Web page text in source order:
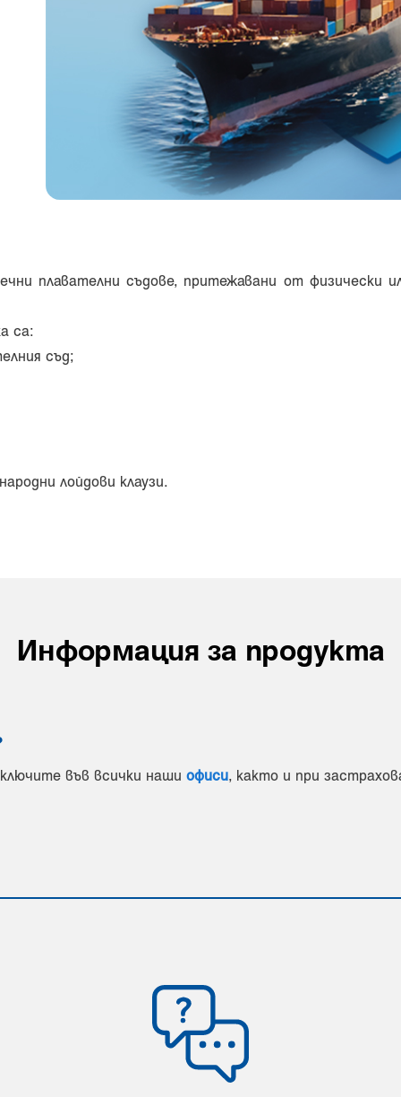
плавателни съдове, притежавани от физически
са:
съд;
лойдови клаузи.
Информация за продукта
във всички наши офиси, както и при